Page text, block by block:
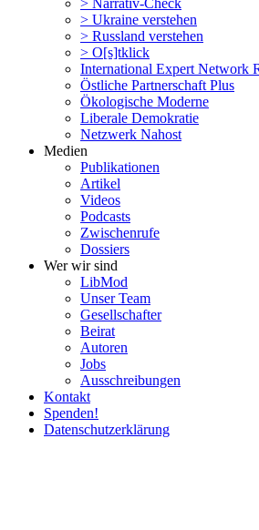
> Narrativ-Check
> Ukraine verstehen
> Russland verstehen
> O[s]tklick
Inter­na­tional Expert Network
Östliche Partner­schaft Plus
Ökolo­gische Moderne
Liberale Demokratie
Netzwerk Nahost
Medien
Publi­ka­tionen
Artikel
Videos
Podcasts
Zwischenrufe
Dossiers
Wer wir sind
LibMod
Unser Team
Gesell­schafter
Beirat
Autoren
Jobs
Ausschrei­bungen
Kontakt
Spenden!
Daten­schutz­er­klärung